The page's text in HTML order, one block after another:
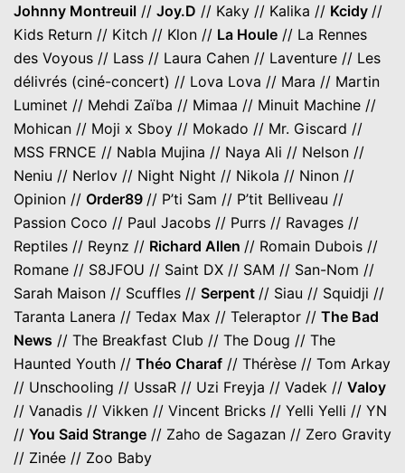
Johnny Montreuil // Joy.D // Kaky // Kalika // Kcidy //
Kids Return // Kitch // Klon // La Houle // La Rennes
des Voyous // Lass // Laura Cahen // Laventure // Les
délivrés (ciné-concert) // Lova Lova // Mara // Martin
Luminet // Mehdi Zaïba // Mimaa // Minuit Machine //
Mohican // Moji x Sboy // Mokado // Mr. Giscard //
MSS FRNCE // Nabla Mujina // Naya Ali // Nelson //
Neniu // Nerlov // Night Night // Nikola // Ninon //
Opinion // Order89 // P’ti Sam // P’tit Belliveau //
Passion Coco // Paul Jacobs // Purrs // Ravages //
Reptiles // Reynz // Richard Allen // Romain Dubois //
Romane // S8JFOU // Saint DX // SAM // San-Nom //
Sarah Maison // Scuffles // Serpent // Siau // Squidji //
Taranta Lanera // Tedax Max // Teleraptor // The Bad
News // The Breakfast Club // The Doug // The
Haunted Youth // Théo Charaf // Thérèse // Tom Arkay
// Unschooling // UssaR // Uzi Freyja // Vadek // Valoy
// Vanadis // Vikken // Vincent Bricks // Yelli Yelli // YN
// You Said Strange // Zaho de Sagazan // Zero Gravity
// Zinée // Zoo Baby